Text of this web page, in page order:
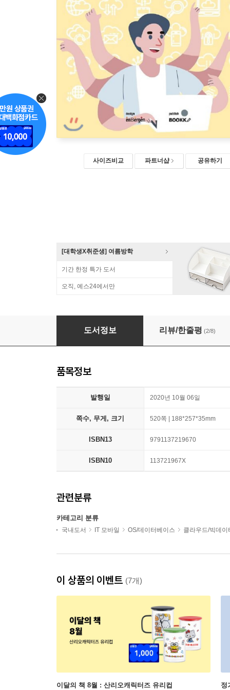
사이즈비교 파트너샵 공유하기
[대학생X취준생] 여름방학
기간 한정 특가 도서
오직, 예스24에서만
따라하며 배우는 AWS 네트워크 입문
도서정보 리뷰/한줄평 (2/8)
품목정보
발행일 2020년 10월 06일
쪽수, 무게, 크기 520쪽 | 188*257*35mm
ISBN13 9791137219670
ISBN10 113721967X
관련분류
카테고리 분류
국내도서 IT 모바일 OS/데이터베이스 클라우드/빅데이
이 상품의 이벤트 (7개)
이달의 책 8월 : 산리오캐릭터즈 유리컵 정